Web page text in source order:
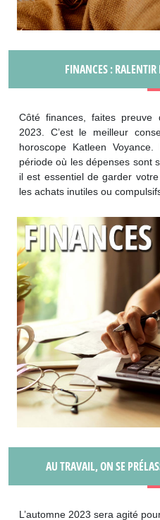
FINANCES : RALENTIR
Côté finances, faites preuve
2023. C’est le meilleur
horoscope Katleen
période où les dépenses sont
il est essentiel de garder
les achats inutiles ou
AU TRAVAIL, ON SE
L’automne 2023 sera agité